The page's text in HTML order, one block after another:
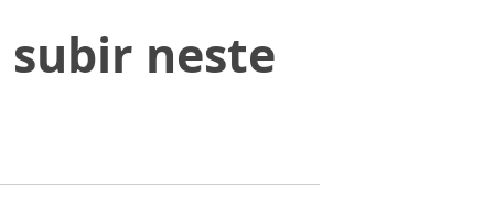
subir neste